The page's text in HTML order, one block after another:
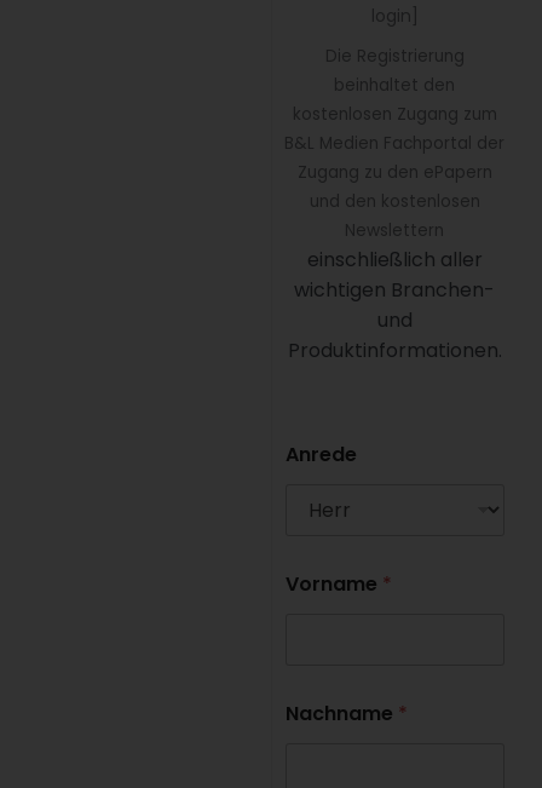
login]
Die Registrierung
beinhaltet den
kostenlosen Zugang zum
B&L Medien Fachportal der
Zugang zu den ePapern
und den kostenlosen
Newslettern
einschließlich aller
wichtigen Branchen-
und
Produktinformationen.
Anrede
Vorname *
Nachname *